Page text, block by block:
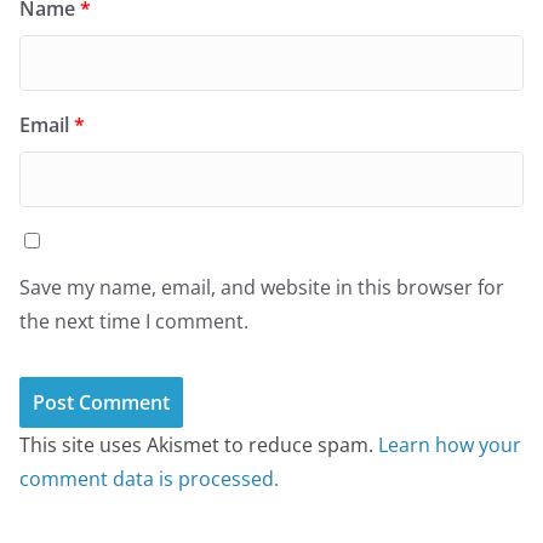
Name*
Email*
Save my name, email, and website in this browser for
the next time I comment.
This site uses Akismet to reduce spam. Learn how your
comment data is processed.